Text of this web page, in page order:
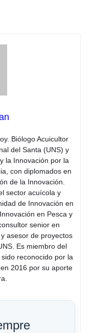
Biólogo Acuicultor
del Santa (UNS) y
la Innovación por la
con diplomados en
de la Innovación.
sector acuícola y
de Innovación en
en Pesca y
senior en
asesor de proyectos
Es miembro del
reconocido por la
2016 por su aporte